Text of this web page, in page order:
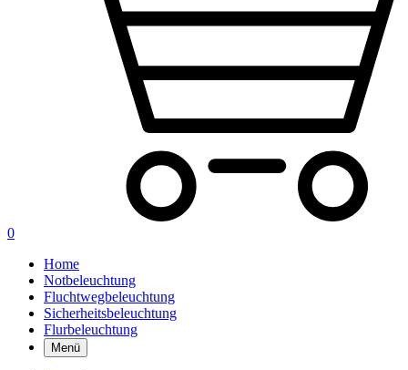
0
Home
Notbeleuchtung
Fluchtwegbeleuchtung
Sicherheitsbeleuchtung
Flurbeleuchtung
Menü